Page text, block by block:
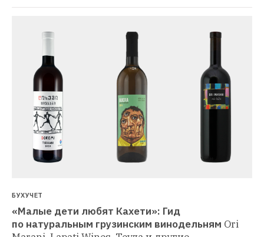
БУХУЧЕТ
«Малые дети любят Кахети»: Гид
по натуральным грузинским винодельням Ori